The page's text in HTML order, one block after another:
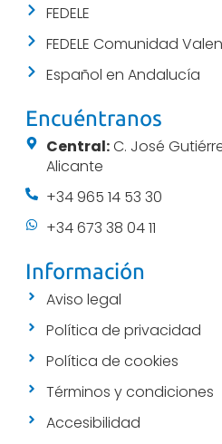
FEDELE
FEDELE Comunidad
Español en Andalucía
Encuéntranos
Central:C. José
Alicante
+34 965 14 53 30
+34 673 38 04 11
Información
Aviso legal
Política de privacidad
Política de cookies
Términos y condiciones
Accesibilidad